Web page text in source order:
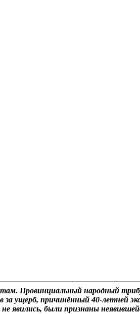
Провинциальный народный
ущерб, причинённый 40-летней
явились, были признаны